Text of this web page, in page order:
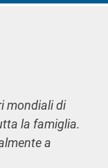
mondiali di
la famiglia.
a